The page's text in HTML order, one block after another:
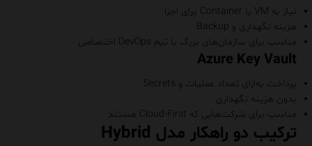
نیاز به VM یا Container برای اجرا
هزینه نگهداری و Backup
مناسب برای سازمان‌های بزرگ با تیم DevOps اختصاصی
Azure Key Vault
پرداخت به‌ازای تعداد عملیات و Secrets
بدون هزینه نگهداری
مناسب برای شرکت‌هایی که Cloud-First هستند
ترکیب دو راهکار مدل Hybrid